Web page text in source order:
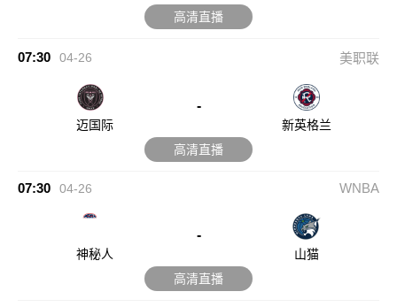
高清直播
07:30 04-26 美职联
迈国际
-
新英格兰
高清直播
07:30 04-26 WNBA
神秘人
-
山猫
高清直播